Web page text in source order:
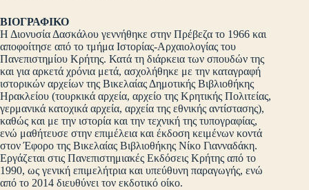
ΒΙΟΓΡΑΦΙΚΟ
Η Διονυσία Δασκάλου γεννήθηκε στην Πρέβεζα το 1966 και
αποφοίτησε από το τμήμα Ιστορίας-Αρχαιολογίας του
Πανεπιστημίου Κρήτης. Κατά τη διάρκεια των σπουδών της
και για αρκετά χρόνια μετά, ασχολήθηκε με την καταγραφή
ιστορικών αρχείων της Βικελαίας Δημοτικής Βιβλιοθήκης
Ηρακλείου (τουρκικά αρχεία, αρχείο της Κρητικής Πολιτείας,
γερμανικά κατοχικά αρχεία, αρχεία της εθνικής αντίστασης),
καθώς και με την ιστορία και την τεχνική της τυπογραφίας,
ενώ μαθήτευσε στην επιμέλεια και έκδοση κειμένων κοντά
στον Έφορο της Βικελαίας Βιβλιοθήκης Νίκο Γιανναδάκη.
Εργάζεται στις Πανεπιστημιακές Εκδόσεις Κρήτης από το
1990, ως γενική επιμελήτρια και υπεύθυνη παραγωγής, ενώ
από το 2014 διευθύνει τον εκδοτικό οίκο.